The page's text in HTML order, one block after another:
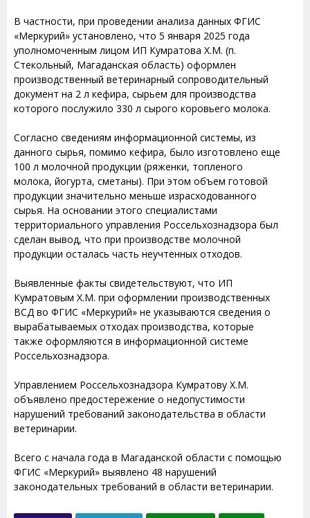
В частности, при проведении анализа данных ФГИС
«Меркурий» установлено, что 5 января 2025 года
уполномоченным лицом ИП Кумратова Х.М. (п.
Стекольный, Магаданская область) оформлен
производственный ветеринарный сопроводительный
документ на 2 л кефира, сырьем для производства
которого послужило 330 л сырого коровьего молока.
Согласно сведениям информационной системы, из
данного сырья, помимо кефира, было изготовлено еще
100 л молочной продукции (ряженки, топленого
молока, йогурта, сметаны). При этом объем готовой
продукции значительно меньше израсходованного
сырья. На основании этого специалистами
территориального управления Россельхознадзора был
сделан вывод, что при производстве молочной
продукции осталась часть неучтенных отходов.
Выявленные факты свидетельствуют, что ИП
Кумратовым Х.М. при оформлении производственных
ВСД во ФГИС «Меркурий» не указываются сведения о
вырабатываемых отходах производства, которые
также оформляются в информационной системе
Россельхознадзора.
Управлением Россельхознадзора Кумратову Х.М.
объявлено предостережение о недопустимости
нарушений требований законодательства в области
ветеринарии.
Всего с начала года в Магаданской области с помощью
ФГИС «Меркурий» выявлено 48 нарушений
законодательных требований в области ветеринарии.